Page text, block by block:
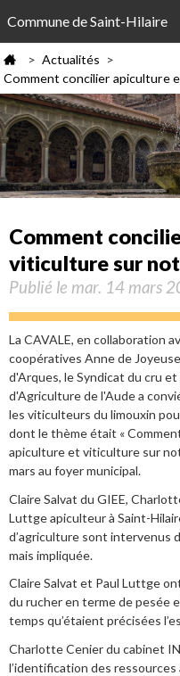
Commune de Saint-Hilaire
> Actualités >
Comment concilier
Comment
viticulture sur
Publié le mar. 14 mars
La CAVALE, en collaboration
coopératives Anne de
d'Arques, le Syndicat du cru et
d'Agriculture de l'Aude a
les viticulteurs du limouxin
dont le thème était «
apiculture et viticulture sur
mars au foyer municipal.
Claire Salvat du GIEE,
Luttge apiculteur à Saint-
d’agriculture sont intervenus
mais impliquée.
Claire Salvat et Paul Luttge
du rucher en terme de pesée
temps qu’étaient précisées
Charlotte Cenier du cabinet
l’identification des